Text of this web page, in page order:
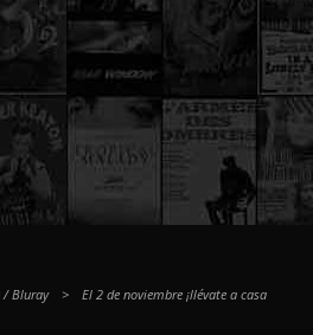
/ Bluray >
El 2 de noviembre ¡lle´vate a casa